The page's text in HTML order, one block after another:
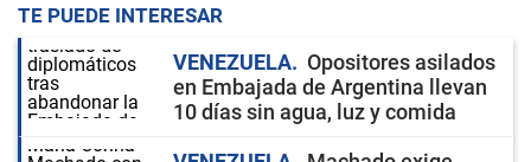
TE PUEDE INTERESAR
VENEZUELA
Opositores asilados
en Embajada de Argentina llevan
10 días sin agua, luz y comida